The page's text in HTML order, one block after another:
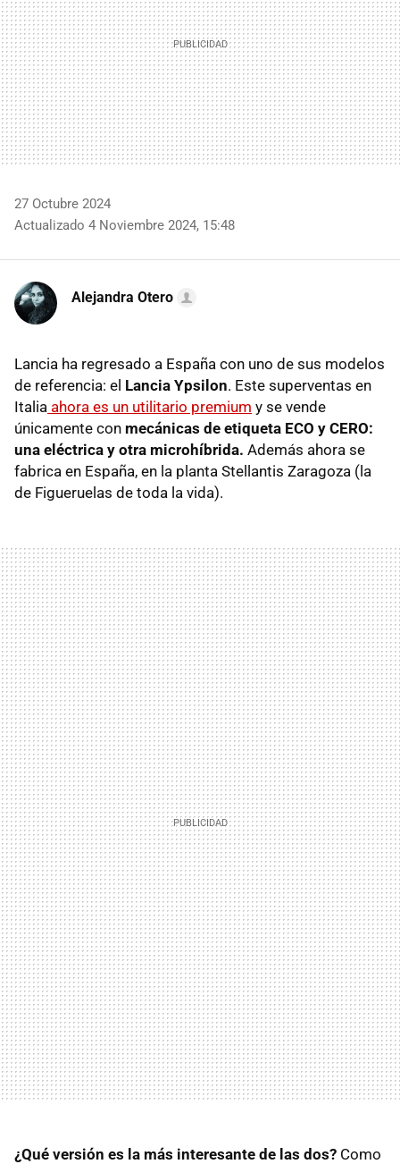
27 Octubre 2024
Actualizado 4 Noviembre 2024, 15:48
Alejandra Otero
Lancia ha regresado a España con uno de sus modelos
de referencia: el Lancia Ypsilon. Este superventas en
Italia ahora es un utilitario premium y se vende
únicamente con mecánicas de etiqueta ECO y CERO:
una eléctrica y otra microhíbrida. Además ahora se
fabrica en España, en la planta Stellantis Zaragoza (la
de Figueruelas de toda la vida).
¿Qué versión es la más interesante de las dos? Como